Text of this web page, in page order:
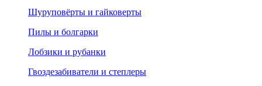
Шуруповёрты и гайковерты
Пилы и болгарки
Лобзики и рубанки
Гвоздезабиватели и степлеры